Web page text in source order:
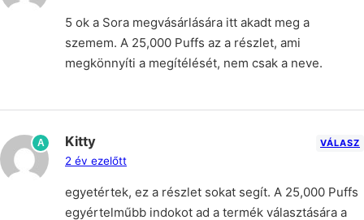
5 ok a Sora megvásárlására itt akadt meg a
szemem. A 25,000 Puffs az a részlet, ami
megkönnyíti a megítélését, nem csak a neve.
A Kitty
2 év ezelőtt
VÁLASZ
egyetértek, ez a részlet sokat segít. A 25,000 Puffs
egyértelműbb indokot ad a termék választására a